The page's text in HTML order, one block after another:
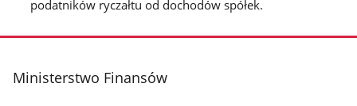
podatników ryczałtu od dochodów spółek.
stopka
Ministerstwo Finansów